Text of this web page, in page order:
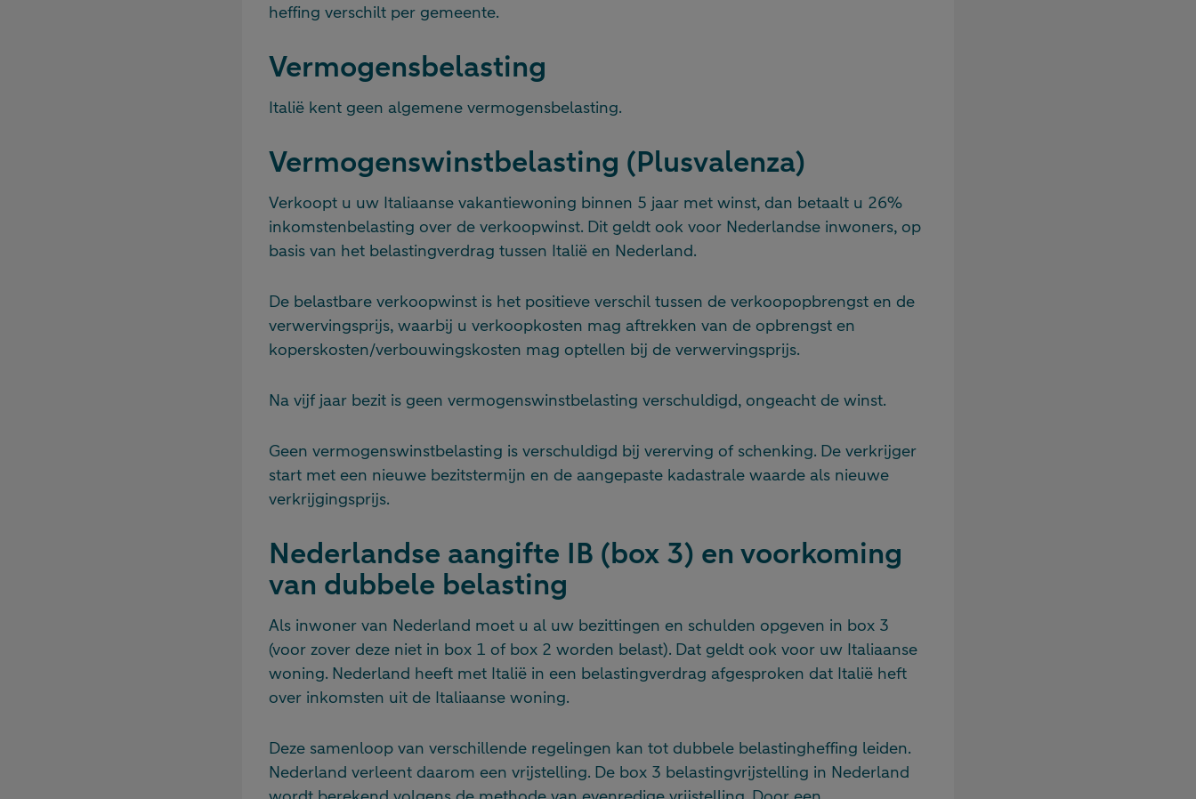
heffing verschilt per gemeente.
Vermogensbelasting
Italië kent geen algemene vermogensbelasting.
Vermogenswinstbelasting (Plusvalenza)
Verkoopt u uw Italiaanse vakantiewoning binnen 5 jaar met winst, dan betaalt u 26%
inkomstenbelasting over de verkoopwinst. Dit geldt ook voor Nederlandse inwoners, op
basis van het belastingverdrag tussen Italië en Nederland.
De belastbare verkoopwinst is het positieve verschil tussen de verkoopopbrengst en de
verwervingsprijs, waarbij u verkoopkosten mag aftrekken van de opbrengst en
koperskosten/verbouwingskosten mag optellen bij de verwervingsprijs.
Na vijf jaar bezit is geen vermogenswinstbelasting verschuldigd, ongeacht de winst.
Geen vermogenswinstbelasting is verschuldigd bij vererving of schenking. De verkrijger
start met een nieuwe bezitstermijn en de aangepaste kadastrale waarde als nieuwe
verkrijgingsprijs.
Nederlandse aangifte IB (box 3) en voorkoming
van dubbele belasting
Als inwoner van Nederland moet u al uw bezittingen en schulden opgeven in box 3
(voor zover deze niet in box 1 of box 2 worden belast). Dat geldt ook voor uw Italiaanse
woning. Nederland heeft met Italië in een belastingverdrag afgesproken dat Italië heft
over inkomsten uit de Italiaanse woning.
Deze samenloop van verschillende regelingen kan tot dubbele belastingheffing leiden.
Nederland verleent daarom een vrijstelling. De box 3 belastingvrijstelling in Nederland